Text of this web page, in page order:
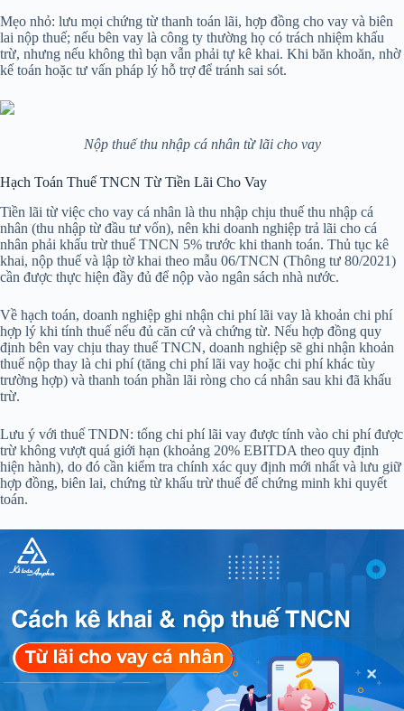
Mẹo nhỏ: lưu mọi chứng từ thanh toán lãi, hợp đồng cho vay và biên
lai nộp thuế; nếu bên vay là công ty thường họ có trách nhiệm khấu
trừ, nhưng nếu không thì bạn vẫn phải tự kê khai. Khi băn khoăn, nhờ
kế toán hoặc tư vấn pháp lý hỗ trợ để tránh sai sót.
Nộp thuế thu nhập cá nhân từ lãi cho vay
Hạch Toán Thuế TNCN Từ Tiền Lãi Cho Vay
Tiền lãi từ việc cho vay cá nhân là thu nhập chịu thuế thu nhập cá
nhân (thu nhập từ đầu tư vốn), nên khi doanh nghiệp trả lãi cho cá
nhân phải khấu trừ thuế TNCN 5% trước khi thanh toán. Thủ tục kê
khai, nộp thuế và lập tờ khai theo mẫu 06/TNCN (Thông tư 80/2021)
cần được thực hiện đầy đủ để nộp vào ngân sách nhà nước.
Về hạch toán, doanh nghiệp ghi nhận chi phí lãi vay là khoản chi phí
hợp lý khi tính thuế nếu đủ căn cứ và chứng từ. Nếu hợp đồng quy
định bên vay chịu thay thuế TNCN, doanh nghiệp sẽ ghi nhận khoản
thuế nộp thay là chi phí (tăng chi phí lãi vay hoặc chi phí khác tùy
trường hợp) và thanh toán phần lãi ròng cho cá nhân sau khi đã khấu
trừ.
Lưu ý với thuế TNDN: tổng chi phí lãi vay được tính vào chi phí được
trừ không vượt quá giới hạn (khoảng 20% EBITDA theo quy định
hiện hành), do đó cần kiểm tra chính xác quy định mới nhất và lưu giữ
hợp đồng, biên lai, chứng từ khấu trừ thuế để chứng minh khi quyết
toán.